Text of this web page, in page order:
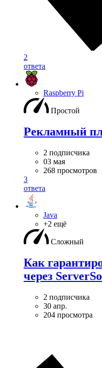
2
ответа
Raspberry Pi
Простой
Рекламный
2 подписчика
03 мая
268 просмотров
3
ответа
Java
+2 ещё
Сложный
Как
через
2 подписчика
30 апр.
204 просмотра